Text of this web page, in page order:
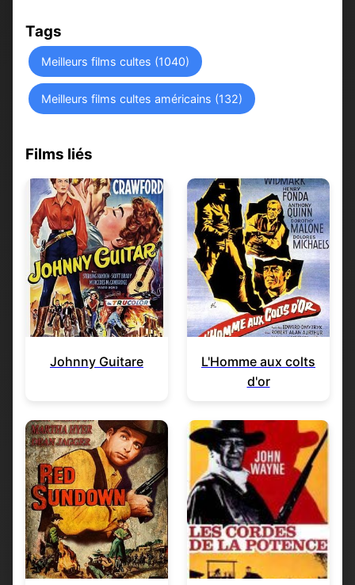
Tags
Meilleurs films cultes (1040)
Meilleurs films cultes américains (132)
Films liés
Johnny Guitare
L'Homme aux colts
d'or